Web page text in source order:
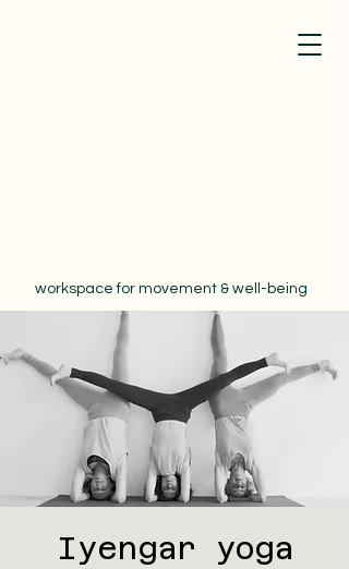
workspace for movement & well-being
Iyengar yoga